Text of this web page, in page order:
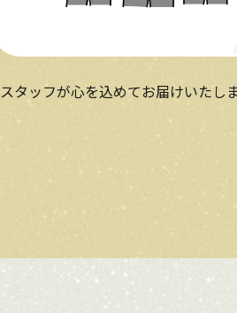
スタッフが⼼を込めてお届けいたしま